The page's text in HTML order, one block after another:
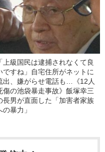
「上級国民は逮捕されなくて良
ですね」自宅住所がネットに
出、嫌がらせ電話も…《12人
傷の池袋暴走事故》飯塚幸三
長男が直面した「加害者家族
の暴力」